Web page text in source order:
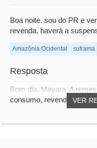
Boa noite. sou do PR e
revenda, haverá a
Amazônia Ocidental suframa
Resposta
VER
Bom dia, Mayara, A
consumo, revenda ou